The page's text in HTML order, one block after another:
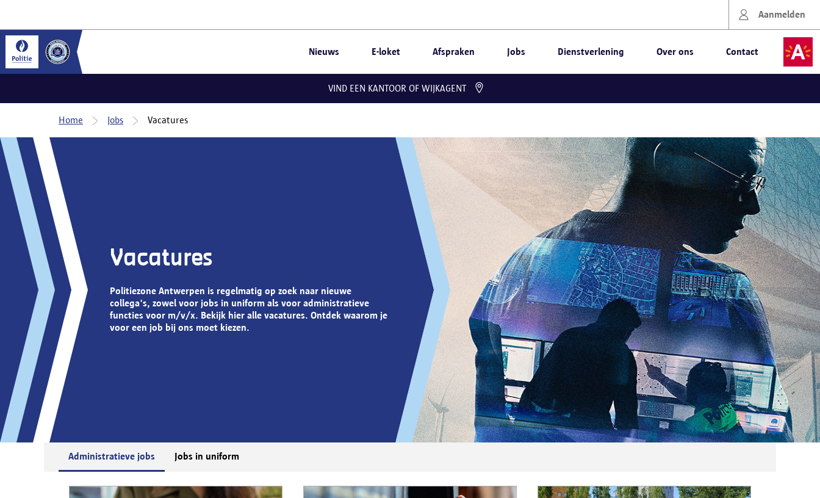
Aanmelden
Nieuws E-loket Afspraken Jobs Dienstverlening Over ons Contact
VIND EEN KANTOOR OF WIJKAGENT
Home Jobs Vacatures
Vacatures
Politiezone Antwerpen is regelmatig op zoek naar nieuwe
collega's, zowel voor jobs in uniform als voor administratieve
functies voor m/v/x. Bekijk hier alle vacatures. Ontdek waarom je
voor een job bij ons moet kiezen.
Administratieve jobs Jobs in uniform